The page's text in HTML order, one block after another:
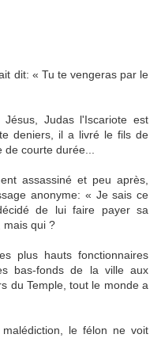
dit: « Tu te vengeras par le
Judas l'Iscariote est
deniers, il a livré le fils de
de courte durée...
assassiné et peu après,
anonyme: « Je sais ce
de lui faire payer sa
mais qui ?
plus hauts fonctionnaires
bas-fonds de la ville aux
du Temple, tout le monde a
le félon ne voit